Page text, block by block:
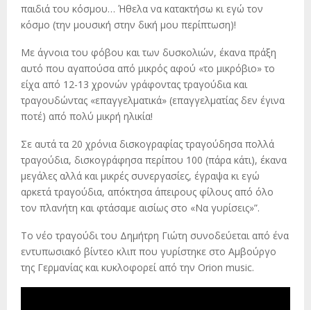
παιδιά του κόσμου… Ήθελα να κατακτήσω κι εγώ τον
κόσμο (την μουσική στην δική μου περίπτωση)!
Με άγνοια του φόβου και των δυσκολιών, έκανα πράξη
αυτό που αγαπούσα από μικρός αφού «το μικρόβιο» το
είχα από 12-13 χρονών γράφοντας τραγούδια και
τραγουδώντας «επαγγελματικά» (επαγγελματίας δεν έγινα
ποτέ) από πολύ μικρή ηλικία!
Σε αυτά τα 20 χρόνια δισκογραφίας τραγούδησα πολλά
τραγούδια, δισκογράφησα περίπου 100 (πάρα κάτι), έκανα
μεγάλες αλλά και μικρές συνεργασίες, έγραψα κι εγώ
αρκετά τραγούδια, απόκτησα άπειρους φίλους από όλο
τον πλανήτη και φτάσαμε αισίως στο «Να γυρίσεις»”.
Το νέο τραγούδι του Δημήτρη Γιώτη συνοδεύεται από ένα
εντυπωσιακό βίντεο κλιπ που γυρίστηκε στο Αμβούργο
της Γερμανίας και κυκλοφορεί από την Orion music.